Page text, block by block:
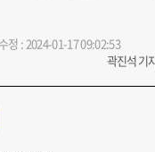
수정 : 2024-01-17 09:02:53
곽진석 기